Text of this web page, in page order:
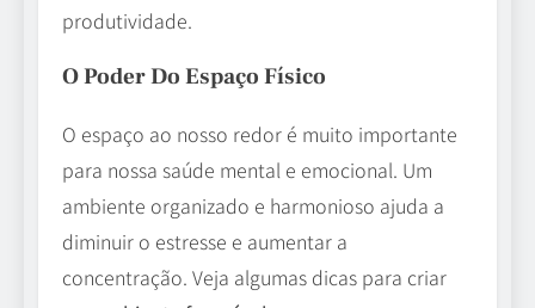
produtividade.
O Poder Do Espaço Físico
O espaço ao nosso redor é muito importante
para nossa saúde mental e emocional. Um
ambiente organizado e harmonioso ajuda a
diminuir o estresse e aumentar a
concentração. Veja algumas dicas para criar